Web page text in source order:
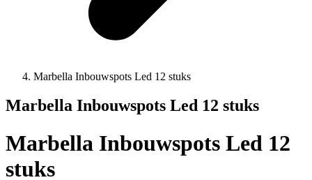
Marbella Inbouwspots Led 12 stuks
Marbella Inbouwspots Led 12 stuks
Marbella Inbouwspots Led 12
stuks